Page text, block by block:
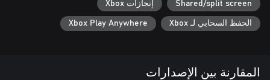
Shared/split screen إنجازات Xbox
الحفظ السحابي لـ Xbox Xbox Play Anywhere
المقارنة بين الإصدارات